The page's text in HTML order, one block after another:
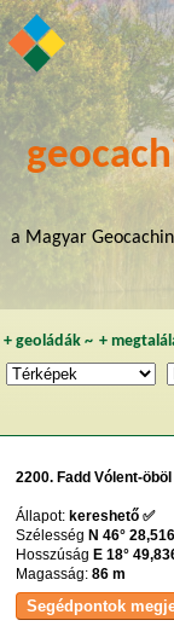
a Magyar
+ geoládák~ +
2200. Fadd Vólent-öböl
Állapot: kereshető ✅
Szélesség N 46°
Hosszúság E 18°
Magasság:86 m